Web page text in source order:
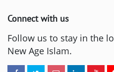
Connect with us
Follow us to stay in the
New Age Islam.